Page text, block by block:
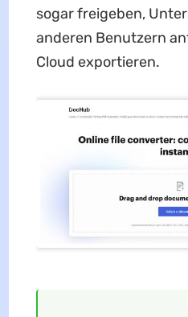
sogar freigeben,
anderen Benutzern
Cloud exportieren.